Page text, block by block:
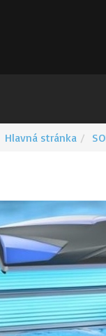
Hlavná stránka